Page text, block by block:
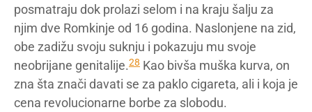
posmatraju dok prolazi selom i na kraju šalju za
njim dve Romkinje od 16 godina. Naslonjene na zid,
obe zadižu svoju suknju i pokazuju mu svoje
neobrijane genitalije.28 Kao bivša muška kurva, on
zna šta znači davati se za paklo cigareta, ali i koja je
cena revolucionarne borbe za slobodu.